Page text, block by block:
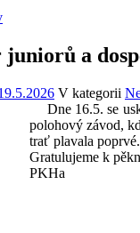
a
V kategorii
Dne 16.5. se
polohový závod,
trať plavala
Gratulujeme k
PKHa